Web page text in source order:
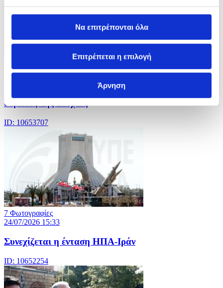
Να επιτρέπονται όλα
Επιτρέπεται η επιλογή
Άρνηση
24/07/2026 20:03
Eθελοντική εκπαίδευση σε μαθητές προσφέρει ο
στρατός της Τσεχίας
ID: 10653707
7 Φωτογραφίες
24/07/2026 15:33
Συνεχίζεται η ένταση ΗΠΑ-Ιράν
ID: 10652254